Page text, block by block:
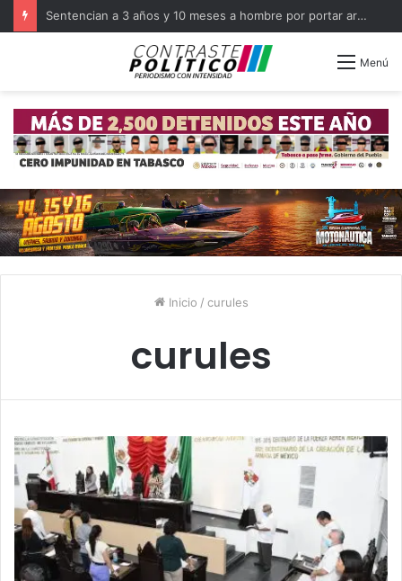
Sentencian a 3 años y 10 meses a hombre por portar arma en Balancán
Menú
Inicio / curules
curules